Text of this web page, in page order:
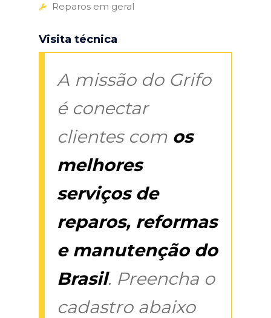
Reparos em geral
Visita técnica
A missão do Grifo
é conectar
clientes com os
melhores
serviços de
reparos, reformas
e manutenção do
Brasil. Preencha o
cadastro abaixo